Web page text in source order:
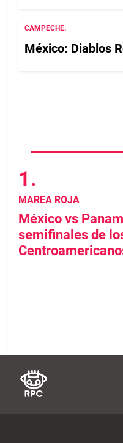
CAMPECHE.
México: Diablos
MAREA ROJA
México vs
semifinales de